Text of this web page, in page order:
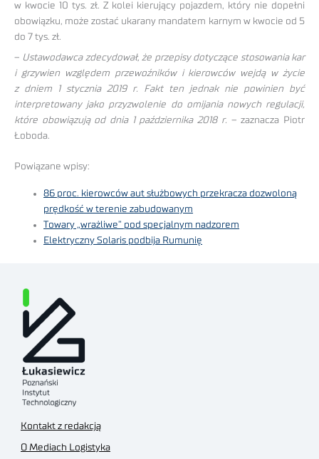
w kwocie 10 tys. zł. Z kolei kierujący pojazdem, który nie dopełni
obowiązku, może zostać ukarany mandatem karnym w kwocie od 5
do 7 tys. zł.
– Ustawodawca zdecydował, że przepisy dotyczące stosowania kar
i grzywien względem przewoźników i kierowców wejdą w życie
z dniem 1 stycznia 2019 r. Fakt ten jednak nie powinien być
interpretowany jako przyzwolenie do omijania nowych regulacji,
które obowiązują od dnia 1 października 2018 r. – zaznacza Piotr
Łoboda.
Powiązane wpisy:
86 proc. kierowców aut służbowych przekracza dozwoloną
prędkość w terenie zabudowanym
Towary „wrażliwe” pod specjalnym nadzorem
Elektryczny Solaris podbija Rumunię
Kontakt z redakcją
O Mediach Logistyka